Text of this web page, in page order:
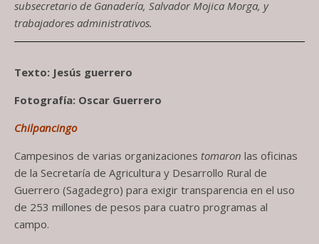
subsecretario de Ganadería, Salvador Mojica Morga, y
trabajadores administrativos.
Texto: Jesús guerrero
Fotografía: Oscar Guerrero
Chilpancingo
Campesinos de varias organizaciones tomaron las oficinas
de la Secretaría de Agricultura y Desarrollo Rural de
Guerrero (Sagadegro) para exigir transparencia en el uso
de 253 millones de pesos para cuatro programas al
campo.